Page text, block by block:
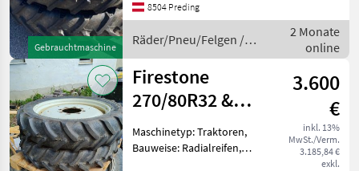
Gebrauchtmaschine
230/95R32 zu 380/70R24
480/70R34, S
8504 Preding
Räder/Pneu/Felgen /
Sonstige
2 Monate
online
Firestone
270/80R32 &
270/95R44
3.600
€
inkl. 13%
MwSt./Verm.
3.185,84 €
exkl.
Maschinetyp: Traktoren,
Bauweise: Radialreifen,